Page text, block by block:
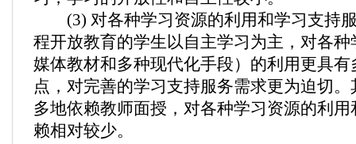
(3) 对各种学习资源的利用和学习支持
程开放教育的学生以自主学习为主，对各
媒体教材和多种现代化手段）的利用更具
点，对完善的学习支持服务需求更为迫切
多地依赖教师面授，对各种学习资源的利
赖相对较少。